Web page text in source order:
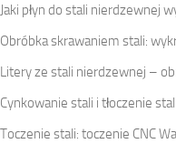
Jaki płyn do stali nierdzewnej
Obróbka skrawaniem stali:
Litery ze stali nierdzewnej –
Cynkowanie stali i tłoczenie stali
Toczenie stali: toczenie CNC